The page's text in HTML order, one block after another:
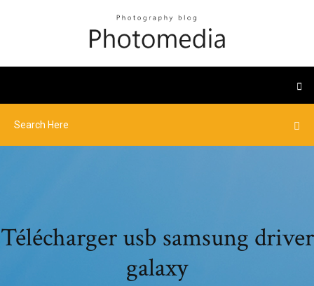
Télécharger usb samsung driver
galaxy